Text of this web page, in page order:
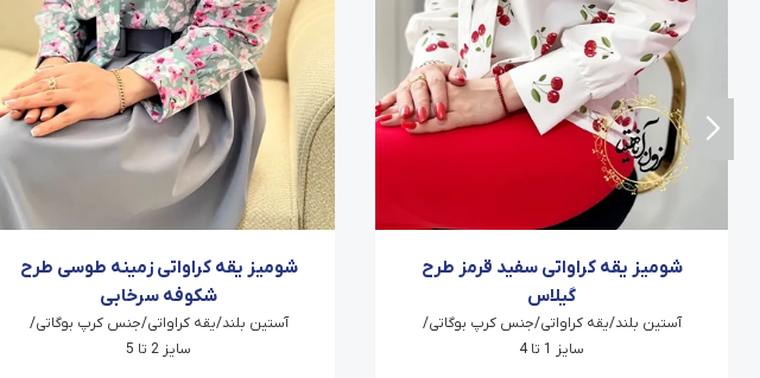
شومیز یقه کراواتی سفید قرمز طرح
گیلاس
آستین بلند/یقه کراواتی/جنس کرپ بوگاتی/
سایز 1 تا 4
شومیز یقه کراواتی زمینه طوسی طرح
شکوفه سرخابی
آستین بلند/یقه کراواتی/جنس کرپ بوگاتی/
سایز 2 تا 5